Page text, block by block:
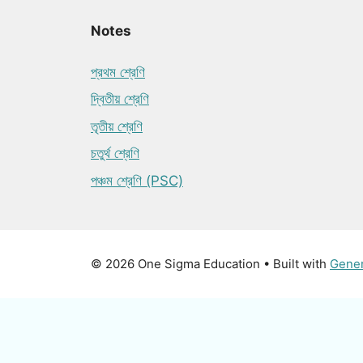
Notes
প্রথম শ্রেণি
দ্বিতীয় শ্রেণি
তৃতীয় শ্রেণি
চতুর্থ শ্রেণি
পঞ্চম শ্রেণি (PSC)
© 2026 One Sigma Education • Built with